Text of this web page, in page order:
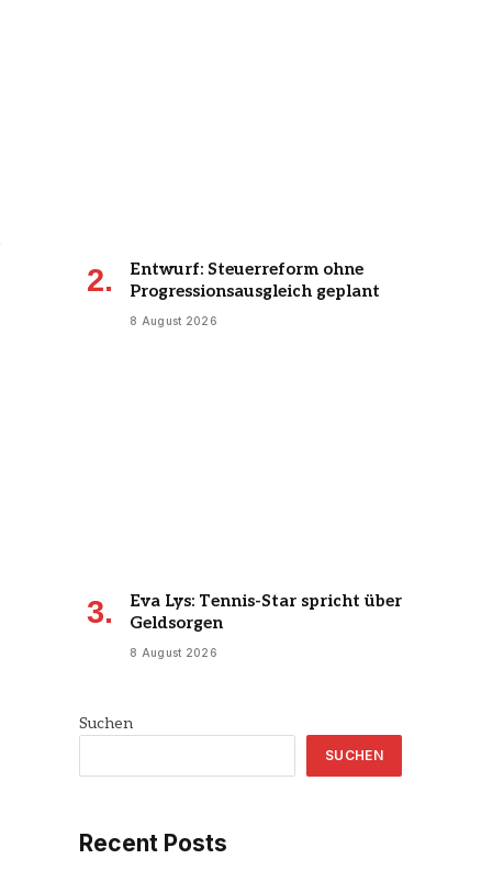
Entwurf: Steuerreform ohne
Progressionsausgleich geplant
8 August 2026
Eva Lys: Tennis-Star spricht über
Geldsorgen
8 August 2026
Suchen
SUCHEN
Recent Posts